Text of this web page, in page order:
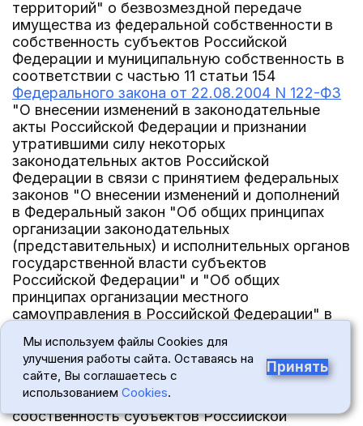
территорий" о безвозмездной передаче
имущества из федеральной собственности в
собственность субъектов Российской
Федерации и муниципальную собственность в
соответствии с частью 11 статьи 154
Федерального закона от 22.08.2004 N 122-ФЗ
"О внесении изменений в законодательные
акты Российской Федерации и признании
утратившими силу некоторых
законодательных актов Российской
Федерации в связи с принятием федеральных
законов "О внесении изменений и дополнений
в Федеральный закон "Об общих принципах
организации законодательных
(представительных) и исполнительных органов
государственной власти субъектов
Российской Федерации" и "Об общих
принципах организации местного
самоуправления в Российской Федерации" в
Правительства Российской Федерации от
22.11.2024 N 1602"Об особенностях принятия
решений о безвозмездной передаче
имущества из федеральной собственности в
собственность субъектов Российской
Мы используем файлы Cookies для
улучшения работы сайта. Оставаясь на
сайте, Вы соглашаетесь с
использованием Cookies.
Принять